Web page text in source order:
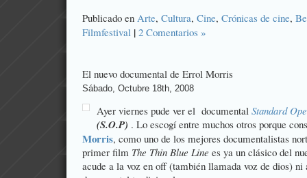
Publicado en Arte, Cultura, Cine, Crónicas de cine,
Filmfestival | 2 Comentarios »
El nuevo documental de Errol Morris
Sábado, Octubre 18th, 2008
Ayer viernes pude ver el documental Standard
(S.O.P) . Lo escogí entre muchos otros porque
Morris, como uno de los mejores documentalistas
primer film The Thin Blue Line es ya un clásico del
acude a la voz en off (también llamada voz de dios)